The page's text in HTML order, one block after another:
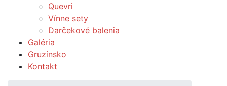
Quevri
Vínne sety
Darčekové balenia
Galéria
Gruzínsko
Kontakt